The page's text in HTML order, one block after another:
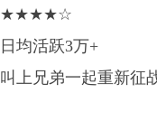
★★★★☆
日均活跃3万+
叫上兄弟一起重新征